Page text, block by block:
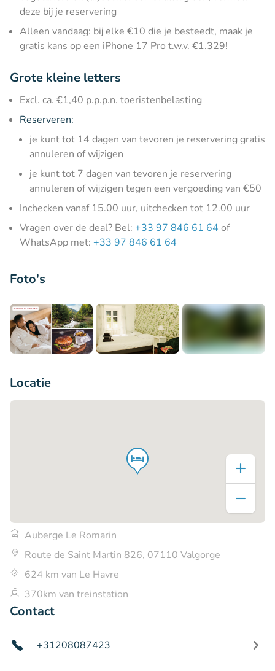
deze bij je reservering
Alleen vandaag: bij elke €10 die je besteedt, maak je
gratis kans op een iPhone 17 Pro t.w.v. €1.329!
Grote kleine letters
Excl. ca. €1,40 p.p.p.n. toeristenbelasting
Reserveren:
je kunt tot 14 dagen van tevoren je reservering gratis
annuleren of wijzigen
je kunt tot 7 dagen van tevoren je reservering
annuleren of wijzigen tegen een vergoeding van €50
Inchecken vanaf 15.00 uur, uitchecken tot 12.00 uur
Vragen over de deal? Bel: +33 97 846 61 64 of
WhatsApp met: +33 97 846 61 64
Foto's
Locatie
Auberge Le Romarin
Route de Saint Martin 826, 07110 Valgorge
624 km van Le Havre
370km van treinstation
Contact
+31208087423